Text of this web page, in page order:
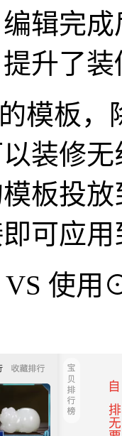
辑完
升了
模板，
装修
板投
可应
VS 使用